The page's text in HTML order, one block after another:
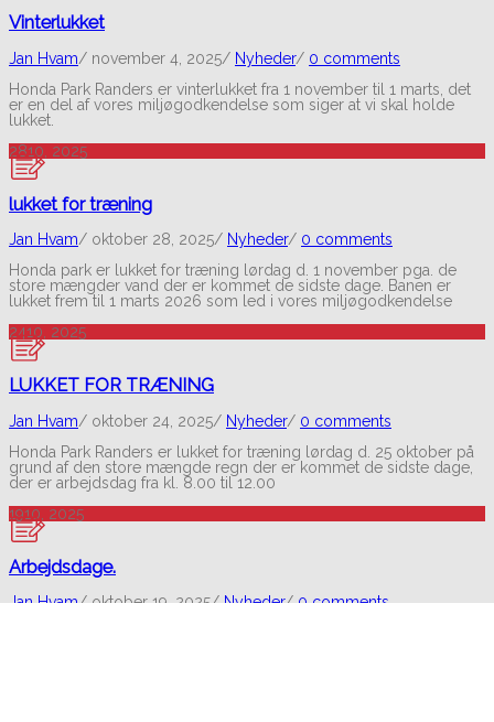
Vinterlukket
Jan Hvam/ november 4, 2025/ Nyheder/ 0 comments
Honda Park Randers er vinterlukket fra 1 november til 1 marts, det
er en del af vores miljøgodkendelse som siger at vi skal holde
lukket.
2810, 2025
lukket for træning
Jan Hvam/ oktober 28, 2025/ Nyheder/ 0 comments
Honda park er lukket for træning lørdag d. 1 november pga. de
store mængder vand der er kommet de sidste dage. Banen er
lukket frem til 1 marts 2026 som led i vores miljøgodkendelse
2410, 2025
LUKKET FOR TRÆNING
Jan Hvam/ oktober 24, 2025/ Nyheder/ 0 comments
Honda Park Randers er lukket for træning lørdag d. 25 oktober på
grund af den store mængde regn der er kommet de sidste dage,
der er arbejdsdag fra kl. 8.00 til 12.00
1910, 2025
Arbejdsdage.
Jan Hvam/ oktober 19, 2025/ Nyheder/ 0 comments